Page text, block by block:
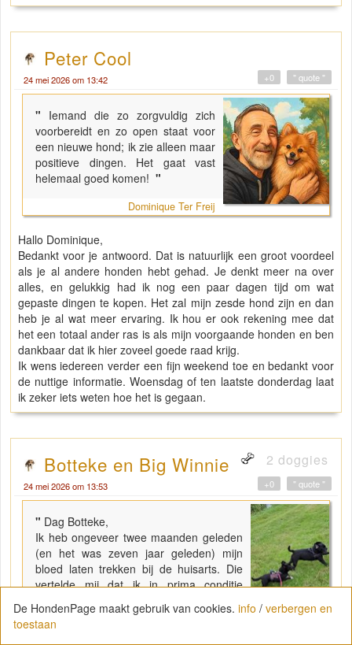
Peter Cool
24 mei 2026 om 13:42 " quote "
+0
" Iemand die zo zorgvuldig zich
voorbereidt en zo open staat voor
een nieuwe hond; ik zie alleen maar
positieve dingen. Het gaat vast
helemaal goed komen! "
Dominique Ter Freij
Hallo Dominique,
Bedankt voor je antwoord. Dat is natuurlijk een groot voordeel
als je al andere honden hebt gehad. Je denkt meer na over
alles, en gelukkig had ik nog een paar dagen tijd om wat
gepaste dingen te kopen. Het zal mijn zesde hond zijn en dan
heb je al wat meer ervaring. Ik hou er ook rekening mee dat
het een totaal ander ras is als mijn voorgaande honden en ben
dankbaar dat ik hier zoveel goede raad krijg.
Ik wens iedereen verder een fijn weekend toe en bedankt voor
de nuttige informatie. Woensdag of ten laatste donderdag laat
ik zeker iets weten hoe het is gegaan.
Botteke en Big Winnie 2 doggies
24 mei 2026 om 13:53 " quote "
+0
" Dag Botteke,
Ik heb ongeveer twee maanden geleden
(en het was zeven jaar geleden) mijn
bloed laten trekken bij de huisarts. Die
vertelde mij dat ik in prima conditie
verkeer, vitaminen en mineralen OK,
alvleesklier OK, kortom alles is in orde. Ik
moet wel zeggen dat ik alle dagen vers
De HondenPage maakt gebruik van cookies. info / verbergen en
toestaan